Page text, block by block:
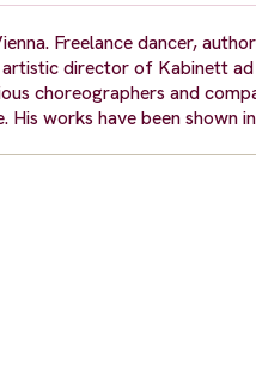
Freelance dancer,
artistic director of Kabinett
choreographers and
His works have been shown